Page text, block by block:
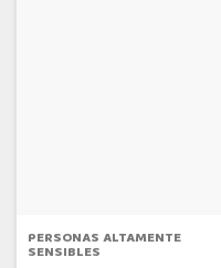
PERSONAS ALTAMENTE
SENSIBLES